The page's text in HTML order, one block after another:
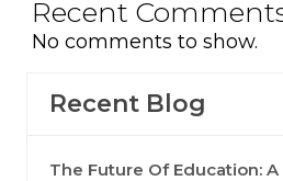
Recent
No comments to show.
Recent Blog
The Future Of Education: